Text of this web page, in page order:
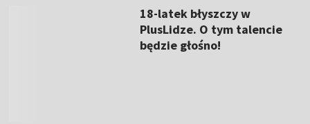
18-latek błyszczy w
PlusLidze. O tym talencie
będzie głośno!